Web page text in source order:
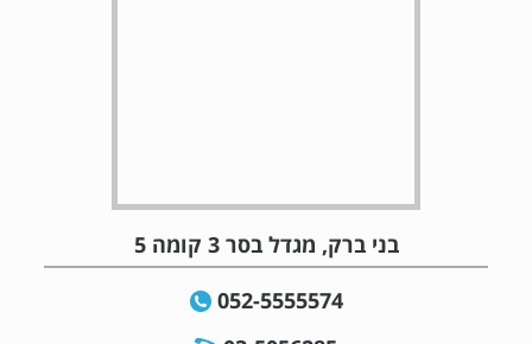
בני ברק, מגדל בסר 3 קומה 5
052-5555574